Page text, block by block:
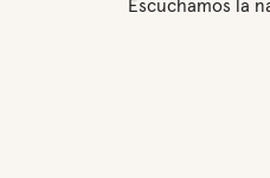
Escuchamos la